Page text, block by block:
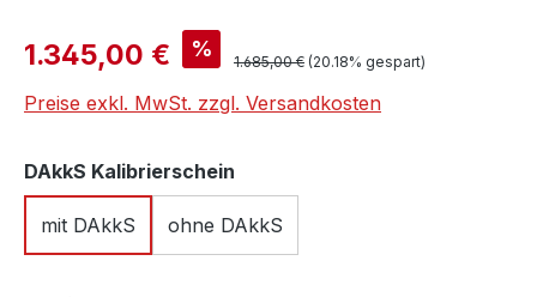
Verkaufspreis:
1.345,00 € % Regulärer Preis:
1.685,00 € (20.18% gespart)
Preise exkl. MwSt. zzgl. Versandkosten
DAkkS Kalibrierschein
mit DAkkS ohne DAkkS